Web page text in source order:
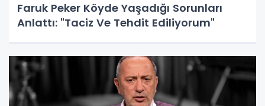
Faruk Peker Köyde Yaşadığı Sorunları
Anlattı: "Taciz Ve Tehdit Ediliyorum"